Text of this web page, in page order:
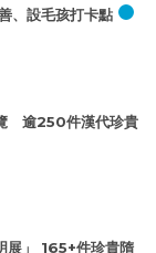
、設毛孩打卡點
覽 逾250件漢代珍貴
展」 165+件珍貴隋